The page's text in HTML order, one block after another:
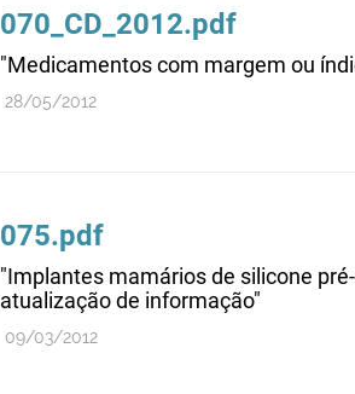
070_CD_2012.pdf
"Medicamentos com margem ou
28/05/2012
075.pdf
"Implantes mamários de silicone
atualização de informação"
09/03/2012